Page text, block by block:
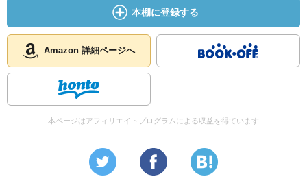
本棚に登録する
Amazon 詳細ページへ
本ページはアフィリエイトプログラムによる収益を得ています